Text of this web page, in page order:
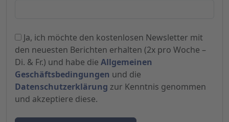
Ja, ich möchte den kostenlosen Newsletter mit
den neuesten Berichten erhalten (2x pro Woche –
Di. & Fr.) und habe die Allgemeinen
Geschäftsbedingungen und die
Datenschutzerklärung zur Kenntnis genommen
und akzeptiere diese.